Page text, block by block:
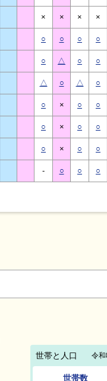
× × × ×
○ ○ ○ ○
○ △ ○ ○
△ ○ △ ○
○ × ○ ○
○ × ○ ○
○ × ○ ○
- ○ ○ ○